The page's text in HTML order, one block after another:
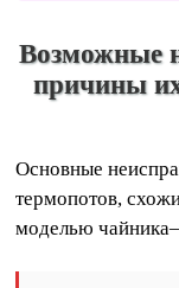
Возможные
причины
Основные
термопотов,
моделью